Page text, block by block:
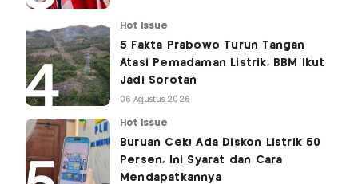
Hot Issue
5 Fakta Prabowo Turun Tangan
Atasi Pemadaman Listrik, BBM Ikut
Jadi Sorotan
06 Agustus 2026
Hot Issue
Buruan Cek! Ada Diskon Listrik 50
Persen, Ini Syarat dan Cara
Mendapatkannya